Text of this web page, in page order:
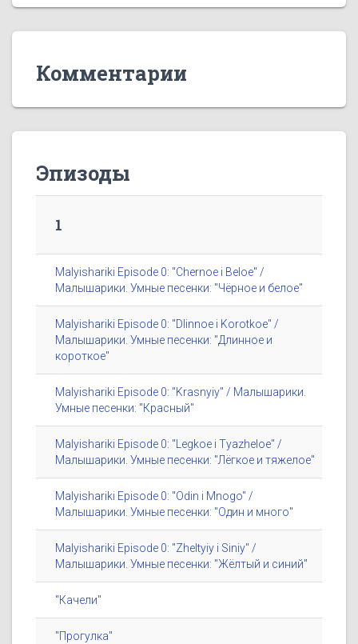
Комментарии
Эпизоды
1
Malyishariki Episode 0: "Chernoe i Beloe" /
Малышарики. Умные песенки: "Чёрное и белое"
Malyishariki Episode 0: "Dlinnoe i Korotkoe" /
Малышарики. Умные песенки: "Длинное и
короткое"
Malyishariki Episode 0: "Krasnyiy" / Малышарики.
Умные песенки: "Красный"
Malyishariki Episode 0: "Legkoe i Tyazheloe" /
Малышарики. Умные песенки: "Лёгкое и тяжелое"
Malyishariki Episode 0: "Odin i Mnogo" /
Малышарики. Умные песенки: "Один и много"
Malyishariki Episode 0: "Zheltyiy i Siniy" /
Малышарики. Умные песенки: "Жёлтый и синий"
"Качели"
"Прогулка"